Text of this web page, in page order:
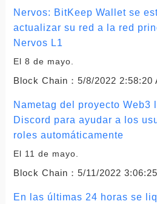
Nervos: BitKeep Wallet se
actualizar su red a la red
Nervos L1
El 8 de mayo.
Block Chain： 5/8/2022 2:58:20
Nametag del proyecto Web3
Discord para ayudar a los
roles automáticamente
El 11 de mayo.
Block Chain： 5/11/2022
En las últimas 24 horas se